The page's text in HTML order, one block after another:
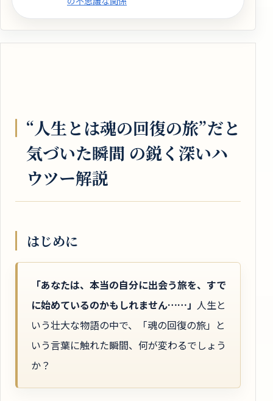
“人生とは魂の回復の旅”だと
気づいた瞬間 の鋭く深いハ
ウツー解説
はじめに
「あなたは、本当の自分に出会う旅を、すで
に始めているのかもしれません……」 人生と
いう壮大な物語の中で、「魂の回復の旅」と
いう言葉に触れた瞬間、何が変わるでしょう
か？